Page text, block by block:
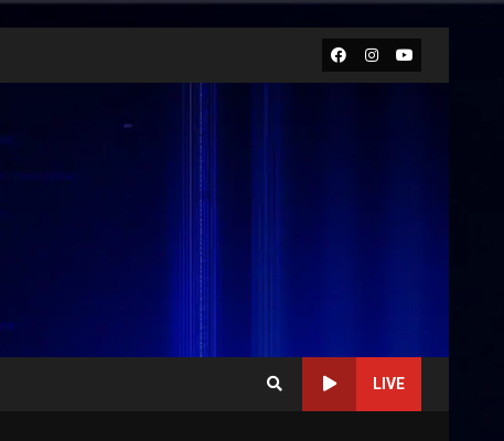
Facebook
Instagram
Youtube
LIVE
Savelletri in festa, domani
Uccio De Santis